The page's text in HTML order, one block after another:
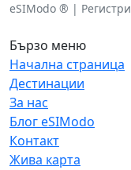
eSIModo ® |
Бързо меню
Начална страница
Дестинации
За нас
Блог eSIModo
Контакт
Жива карта